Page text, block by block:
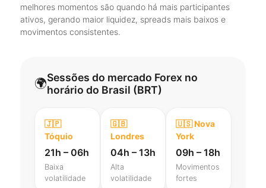
melhores momentos são quando há mais participantes
ativos, gerando maior liquidez, spreads mais baixos e
movimentos consistentes.
🌍Sessões do mercado Forex no
horário do Brasil (BRT)
🇯🇵
Tóquio
21h – 06h
Baixa
volatilidade
🇬🇧
Londres
04h – 13h
Alta
volatilidade
🇺🇸 Nova
York
09h – 18h
Movimentos
fortes